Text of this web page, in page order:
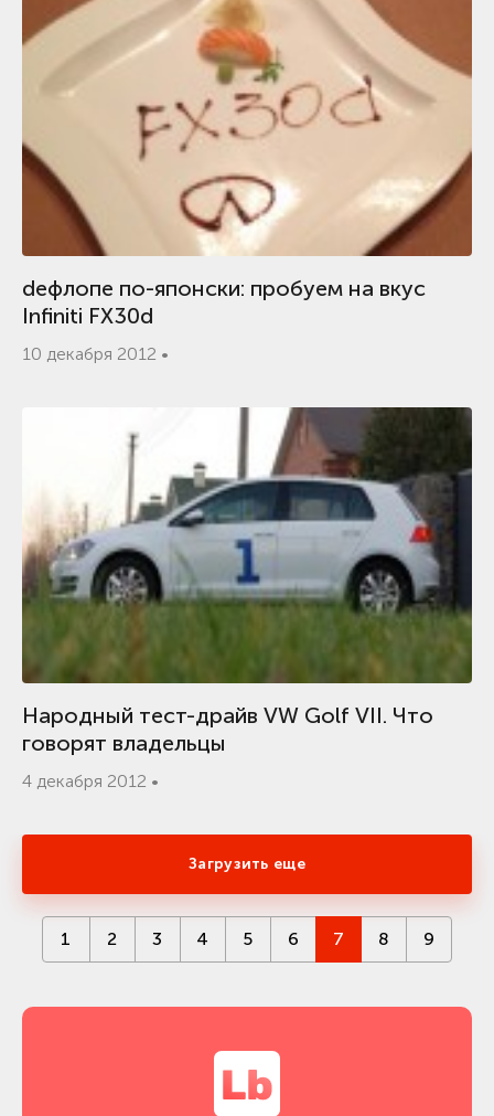
dефлопе по-японски: пробуем на вкус
Infiniti FX30d
10 декабря 2012 •
Народный тест-драйв VW Golf VII. Что
говорят владельцы
4 декабря 2012 •
Загрузить еще
1 2 3 4 5 6 7 8 9